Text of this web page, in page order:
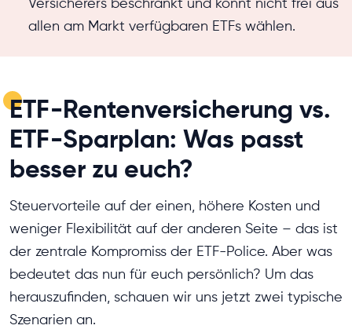
Versicherers beschränkt und könnt nicht frei aus
allen am Markt verfügbaren ETFs wählen.
ETF-Rentenversicherung vs.
ETF-Sparplan: Was passt
besser zu euch?
Steuervorteile auf der einen, höhere Kosten und
weniger Flexibilität auf der anderen Seite – das ist
der zentrale Kompromiss der ETF-Police. Aber was
bedeutet das nun für euch persönlich? Um das
herauszufinden, schauen wir uns jetzt zwei typische
Szenarien an.